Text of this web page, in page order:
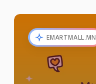
EMARTMALL.MN